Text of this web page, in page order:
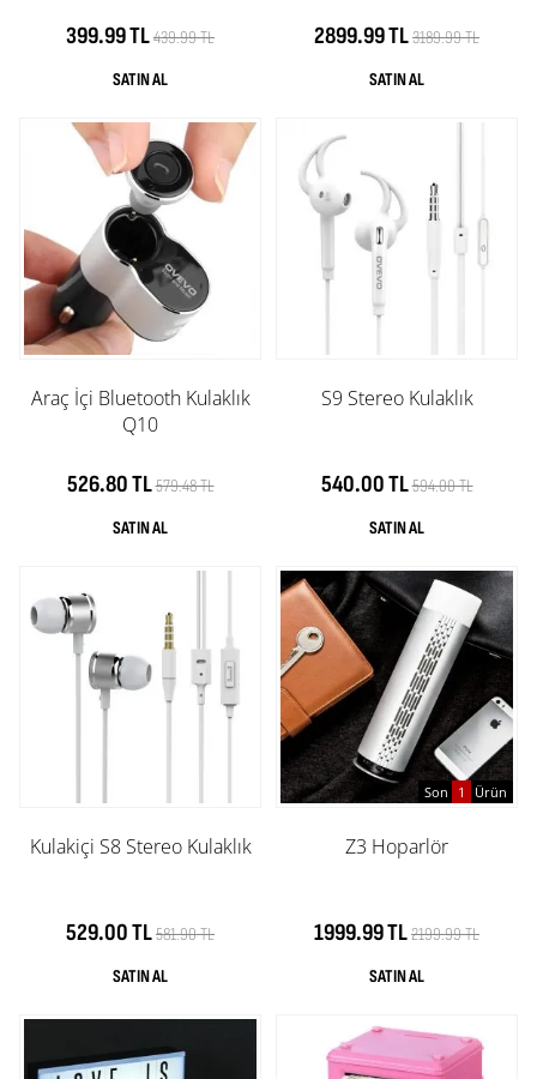
399.99 TL439.99 TL 2899.99 TL3189.99 TL
Araç İçi Bluetooth Kulaklık
Q10
526.80 TL579.48 TL
S9 Stereo Kulaklık
540.00 TL594.00 TL
Kulakiçi S8 Stereo Kulaklık
529.00 TL581.90 TL
Son 1 Ürün
Z3 Hoparlör
1999.99 TL2199.99 TL